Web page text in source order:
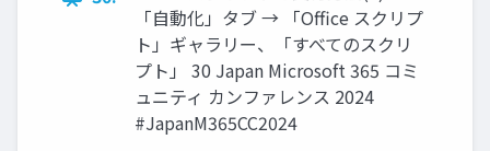
「自動化」タブ → 「Office スクリプ
ト」ギャラリー、「すべてのスクリ
プト」 30 Japan Microsoft 365 コミ
ュニティ カンファレンス 2024
#JapanM365CC2024